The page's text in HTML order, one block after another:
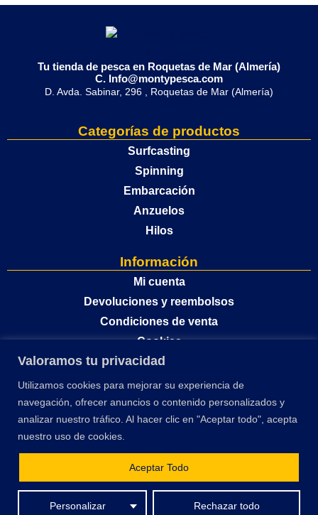
Valoramos tu privacidad
Utilizamos cookies para mejorar su experiencia de
navegación, ofrecer anuncios o contenido personalizados y
analizar nuestro tráfico. Al hacer clic en "Aceptar todo", acepta
nuestro uso de cookies.
Personalizar Rechazar todo
Aceptar Todo
Tu tienda de pesca en Roquetas de Mar (Almería)
C. Info@montypesca.com
D. Avda. Sabinar, 296 , Roquetas de Mar (Almería)
Categorías de productos
Surfcasting
Spinning
Embarcación
Anzuelos
Hilos
Información
Mi cuenta
Devoluciones y reembolsos
Condiciones de venta
Cookies
Política de privacidad
Europea – Next Generation EU